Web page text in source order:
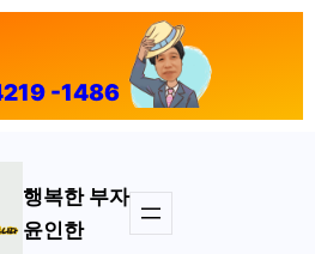
-1486
행복한 부자
윤인한